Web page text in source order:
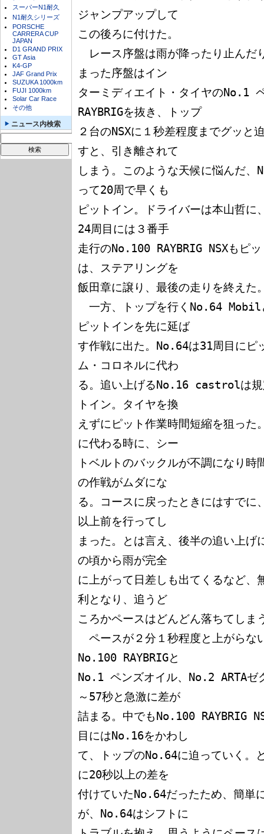
スーパーN1耐久
N1耐久シリーズ
PORSCHE
CARRERA CUP
JAPAN
D1 GRAND PRIX
GT Asia
K4-GP
JAF Grand Prix
SUZUKA 1000km
FUJI 1000km
Solar Car Race
その他
ニュース内検索
ジャンプアップして
この後ろに付けた。
レース序盤は雨が降ったり止んだ
まった序盤はイン
ターミディエイト・タイヤのNo.1
RAYBRIGを抜き、トップ
２台のNSXに１秒差程度までグッと
すと、引き離されて
しまう。このような天候に悩んだ
って20周で早くも
ピットイン。ドライバーは本山哲に
24周目には３番手
走行のNo.100 RAYBRIG NSXもピ
は、ステアリングを
飯田章に譲り、最後の走りを終えた
一方、トップを行くNo.64
ピットインを先に延ば
す作戦に出た。No.64は31周目にピ
ム・コロネルに代わ
る。追い上げるNo.16 castrolは規
トイン。タイヤを換
えずにピット作業時間短縮を狙った
に代わる時に、シー
トベルトのバックルが不調になり
の作戦がムダにな
る。コースに戻ったときにはすで
以上前を行ってし
まった。とは言え、後半の追い上げ
の頃から雨が完全
に上がって日差しも出てくるなど、
利となり、追うど
ころかペースはどんどん落ちてしま
ペースが２分１秒程度と上がら
No.100 RAYBRIGと
No.1 ペンズオイル、No.2 ARTAゼ
～57秒と急激に差が
詰まる。中でもNo.100 RAYBRIG
目にはNo.16をかわし
て、トップのNo.64に迫っていく。
に20秒以上の差を
付けていたNo.64だったため、簡単
が、No.64はシフトに